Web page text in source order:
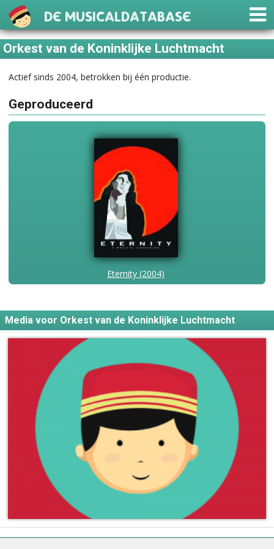
De Musicaldatabase
Orkest van de Koninklijke Luchtmacht
Actief sinds 2004, betrokken bij één productie.
Geproduceerd
Eternity (2004)
Media voor Orkest van de Koninklijke Luchtmacht